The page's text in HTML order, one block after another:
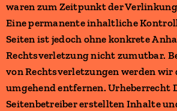
waren zum Zeitpunkt der
Eine permanente inhaltliche
Seiten ist jedoch ohne konkrete
Rechtsverletzung nicht zumutbar.
von Rechtsverletzungen werden
umgehend entfernen. Urheberrecht
Seitenbetreiber erstellten Inhalte